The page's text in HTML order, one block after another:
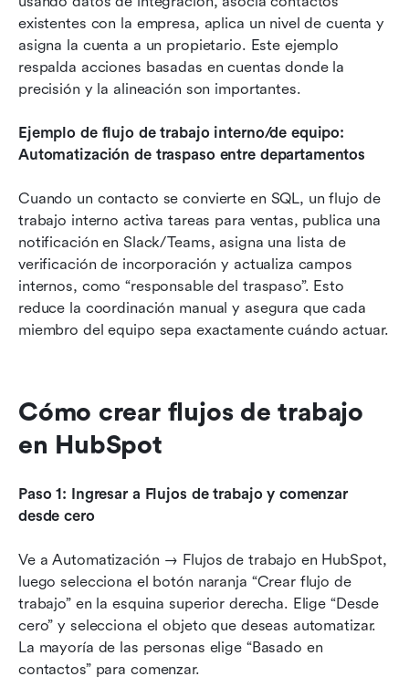
existentes con la empresa, aplica un nivel de cuenta y
asigna la cuenta a un propietario. Este ejemplo
respalda acciones basadas en cuentas donde la
precisión y la alineación son importantes.
Ejemplo de flujo de trabajo interno/de equipo:
Automatización de traspaso entre departamentos
Cuando un contacto se convierte en SQL, un flujo de
trabajo interno activa tareas para ventas, publica una
notificación en Slack/Teams, asigna una lista de
verificación de incorporación y actualiza campos
internos, como “responsable del traspaso”. Esto
reduce la coordinación manual y asegura que cada
miembro del equipo sepa exactamente cuándo actuar.
Cómo crear flujos de trabajo
en HubSpot
Paso 1: Ingresar a Flujos de trabajo y comenzar
desde cero
Ve a Automatización → Flujos de trabajo en HubSpot,
luego selecciona el botón naranja “Crear flujo de
trabajo” en la esquina superior derecha. Elige “Desde
cero” y selecciona el objeto que deseas automatizar.
La mayoría de las personas elige “Basado en
contactos” para comenzar.